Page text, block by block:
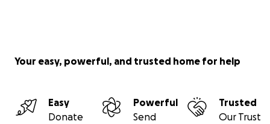
Your easy, powerful, and trusted home for help
Easy
Donate
Powerful
Send
Trusted
Our Trust